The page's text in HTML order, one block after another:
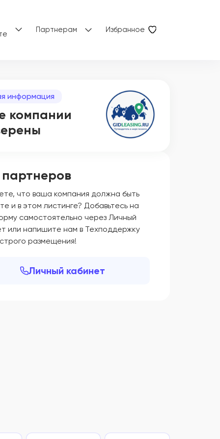
Партнерам Избранное
информация
компании
что ваша компания должна быть
и в этом листинге? Добавьтесь на
самостоятельно через Личный
или напишите нам в Техподдержку
размещения!
Личный кабинет